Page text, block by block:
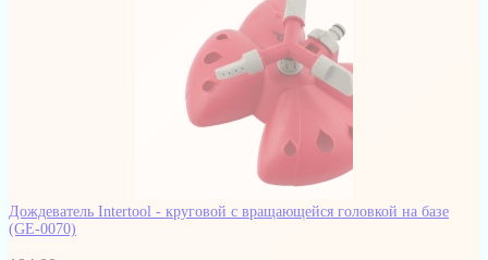
Дождеватель Intertool - круговой с вращающейся головкой на базе
(GE-0070)